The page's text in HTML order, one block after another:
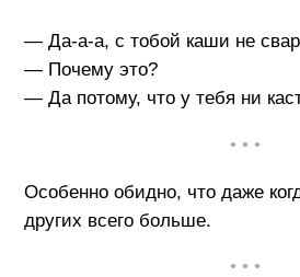
— Да-а-а, с тобой каши не
— Почему это?
— Да потому, что у тебя ни
• • •
Особенно обидно, что даже
других всего больше.
• • •